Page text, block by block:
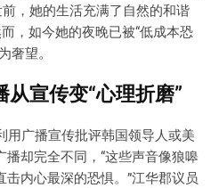
，她的生活充满了自然的和谐
，如今她的夜晚已被“低成本恐
奢望。
宣传变“心理折磨”
用广播宣传批评韩国领导人或美
却完全不同，“这些声音像狼嗥
内心最深的恐惧。”江华郡议员